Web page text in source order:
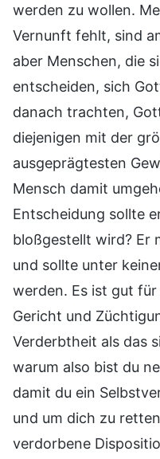
werden zu wollen.
Vernunft fehlt, sind
aber Menschen, die
entscheiden, sich
danach trachten,
diejenigen mit der
ausgeprägtesten
Mensch damit
Entscheidung sollte
bloßgestellt wird? Er
und sollte unter
werden. Es ist gut
Gericht und
Verderbtheit als das
warum also bist du
damit du ein
und um dich zu
verdorbene